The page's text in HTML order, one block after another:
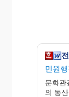
민원
문화관
의 동